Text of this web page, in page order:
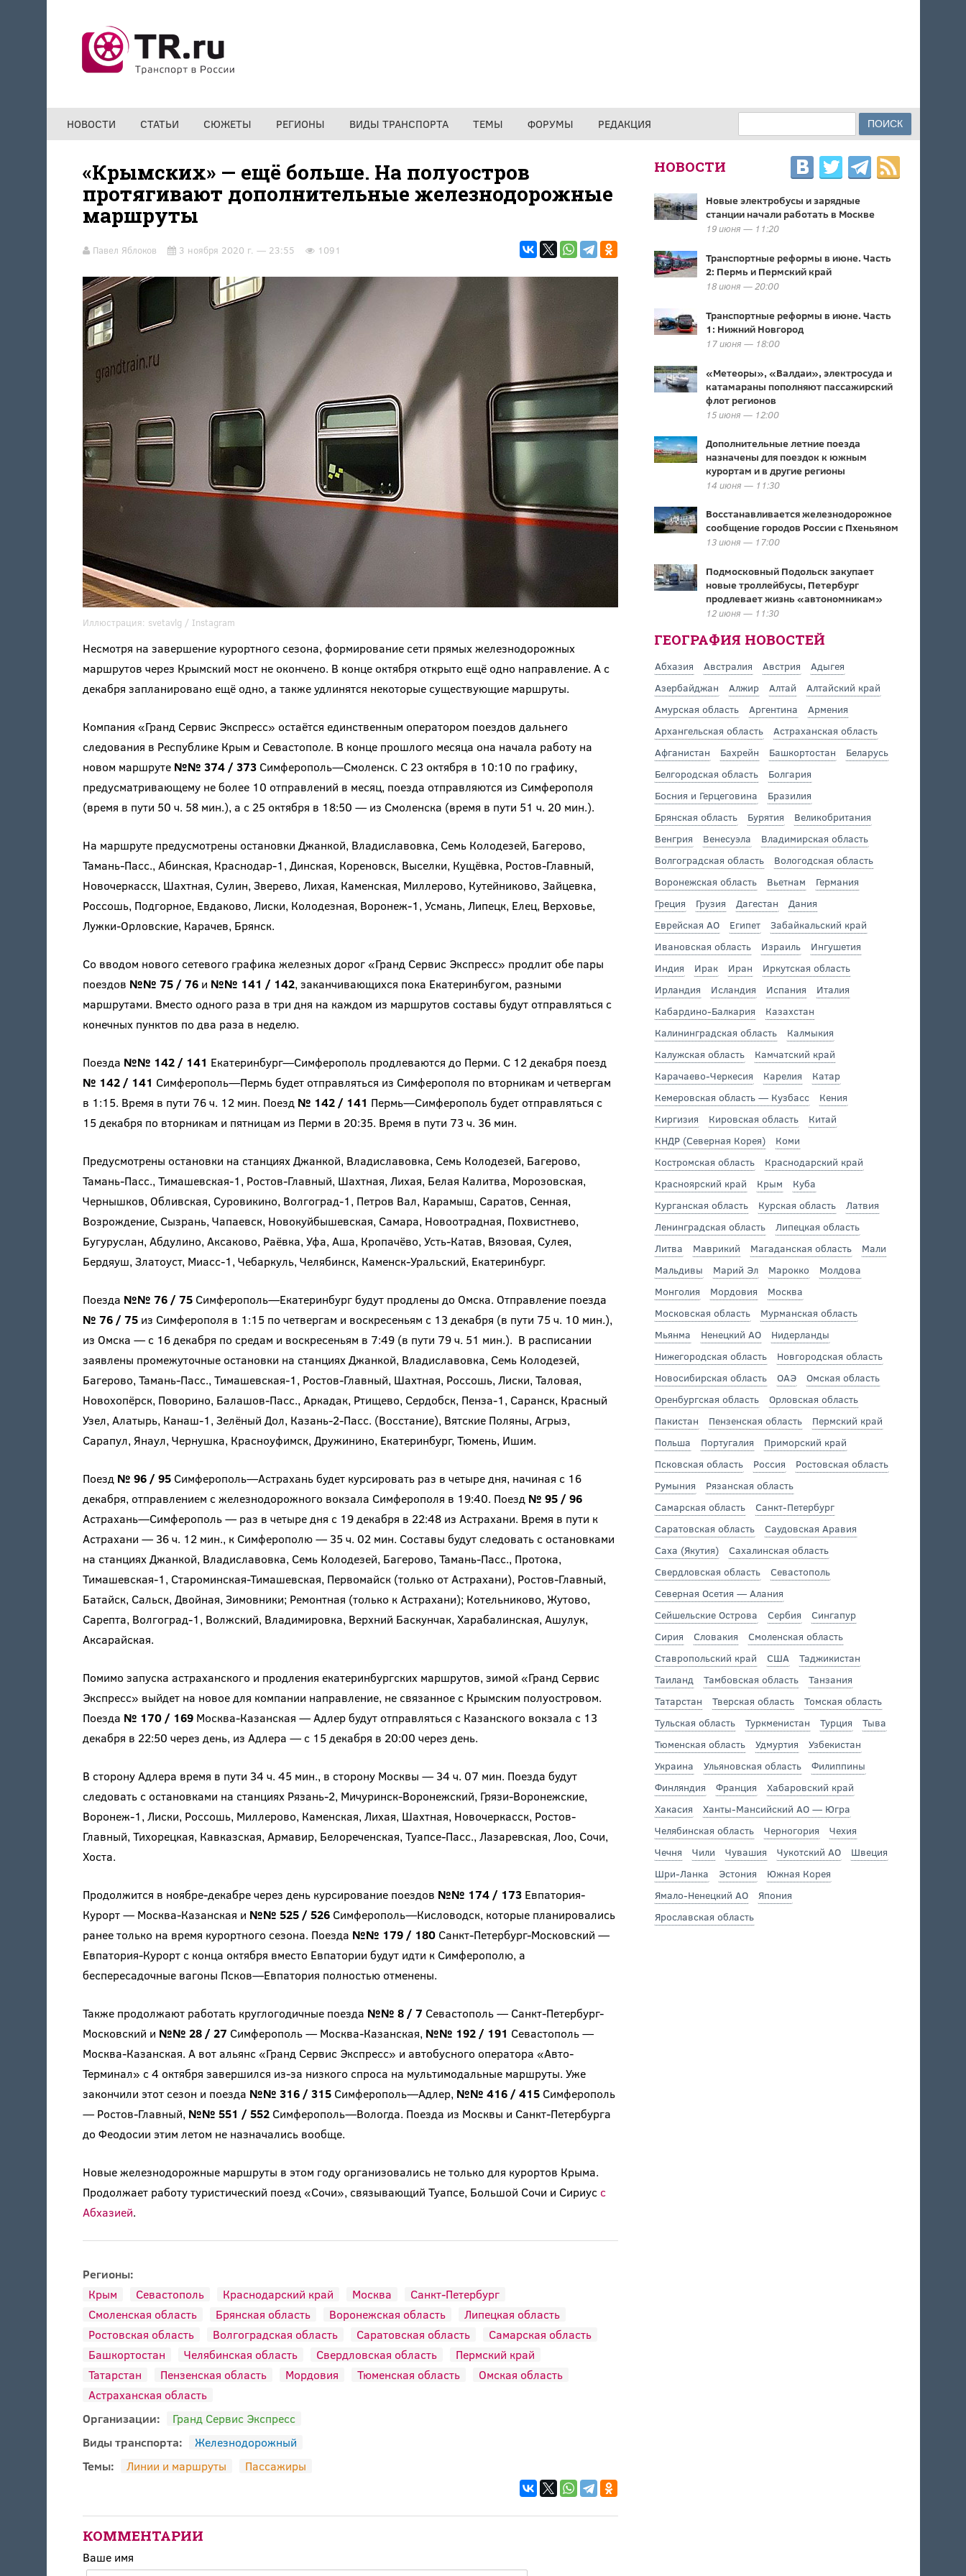
НОВОСТИ СТАТЬИ СЮЖЕТЫ РЕГИОНЫ ВИДЫ ТРАНСПОРТА ТЕМЫ ФОРУМЫ РЕДАКЦИЯ ФОРМА ПОИСКА
«Крымских» — ещё больше. На полуостров
протягивают дополнительные железнодорожные
маршруты
Павел Яблоков 3 ноября 2020 г. — 23:55 1091
Иллюстрация: svetavlg / Instagram
Несмотря на завершение курортного сезона, формирование сети прямых железнодорожных
маршрутов через Крымский мост не окончено. В конце октября открыто ещё одно направление. А с
декабря запланировано ещё одно, а также удлинятся некоторые существующие маршруты.
Компания «Гранд Сервис Экспресс» остаётся единственным оператором поездов дальнего
следования в Республике Крым и Севастополе. В конце прошлого месяца она начала работу на
новом маршруте №№ 374 / 373Симферополь—Смоленск. С 23 октября в 10:10 по графику,
предусматривающему не более 10 отправлений в месяц, поезда отправляются из Симферополя
(время в пути 50 ч. 58 мин.), а с 25 октября в 18:50 — из Смоленска (время в пути 51 ч. 20 мин.).
На маршруте предусмотрены остановки Джанкой, Владиславовка, Семь Колодезей, Багерово,
Тамань-Пасс., Абинская, Краснодар-1, Динская, Кореновск, Выселки, Кущёвка, Ростов-Главный,
Новочеркасск, Шахтная, Сулин, Зверево, Лихая, Каменская, Миллерово, Кутейниково, Зайцевка,
Россошь, Подгорное, Евдаково, Лиски, Колодезная, Воронеж-1, Усмань, Липецк, Елец, Верховье,
Лужки-Орловские, Карачев, Брянск.
Со вводом нового сетевого графика железных дорог «Гранд Сервис Экспресс» продлит обе пары
поездов №№ 75 / 76и №№ 141 / 142, заканчивающихся пока Екатеринбугом, разными
маршрутами. Вместо одного раза в три дня на каждом из маршрутов составы будут отправляться с
конечных пунктов по два раза в неделю.
Поезда №№ 142 / 141 Екатеринбург—Симферополь продлеваются до Перми. С 12 декабря поезд
№ 142 / 141 Симферополь—Пермь будет отправляться из Симферополя по вторникам и четвергам
в 1:15. Время в пути 76 ч. 12 мин. Поезд № 142 / 141 Пермь—Симферополь будет отправляться с
15 декабря по вторникам и пятницам из Перми в 20:35. Время в пути 73 ч. 36 мин.
Предусмотрены остановки на станциях Джанкой, Владиславовка, Семь Колодезей, Багерово,
Тамань-Пасс., Тимашевская-1, Ростов-Главный, Шахтная, Лихая, Белая Калитва, Морозовская,
Чернышков, Обливская, Суровикино, Волгоград-1, Петров Вал, Карамыш, Саратов, Сенная,
Возрождение, Сызрань, Чапаевск, Новокуйбышевская, Самара, Новоотрадная, Похвистнево,
Бугуруслан, Абдулино, Аксаково, Раёвка, Уфа, Аша, Кропачёво, Усть-Катав, Вязовая, Сулея,
Бердяуш, Златоуст, Миасс-1, Чебаркуль, Челябинск, Каменск-Уральский, Екатеринбург.
Поезда №№ 76 / 75Симферополь—Екатеринбург будут продлены до Омска. Отправление поезда
№ 76 / 75из Симферополя в 1:15 по четвергам и воскресеньям с 13 декабря (в пути 75 ч. 10 мин.),
из Омска — с 16 декабря по средам и воскресеньям в 7:49 (в пути 79 ч. 51 мин.). В расписании
заявлены промежуточные остановки на станциях Джанкой, Владиславовка, Семь Колодезей,
Багерово, Тамань-Пасс., Тимашевская-1, Ростов-Главный, Шахтная, Россошь, Лиски, Таловая,
Новохопёрск, Поворино, Балашов-Пасс., Аркадак, Ртищево, Сердобск, Пенза-1, Саранск, Красный
Узел, Алатырь, Канаш-1, Зелёный Дол, Казань-2-Пасс. (Восстание), Вятские Поляны, Агрыз,
Сарапул, Янаул, Чернушка, Красноуфимск, Дружинино, Екатеринбург, Тюмень, Ишим.
Поезд № 96 / 95Симферополь—Астрахань будет курсировать раз в четыре дня, начиная с 16
декабря, отправлением с железнодорожного вокзала Симферополя в 19:40. Поезд № 95 / 96
Астрахань—Симферополь — раз в четыре дня с 19 декабря в 22:48 из Астрахани. Время в пути к
Астрахани — 36 ч. 12 мин., к Симферополю — 35 ч. 02 мин. Составы будут следовать с остановками
на станциях Джанкой, Владиславовка, Семь Колодезей, Багерово, Тамань-Пасс., Протока,
Тимашевская-1, Староминская-Тимашевская, Первомайск (только от Астрахани), Ростов-Главный,
Батайск, Сальск, Двойная, Зимовники; Ремонтная (только к Астрахани); Котельниково, Жутово,
Сарепта, Волгоград-1, Волжский, Владимировка, Верхний Баскунчак, Харабалинская, Ашулук,
Аксарайская.
Помимо запуска астраханского и продления екатеринбургских маршрутов, зимой «Гранд Сервис
Экспресс» выйдет на новое для компании направление, не связанное с Крымским полуостровом.
Поезда № 170 / 169 Москва-Казанская — Адлер будут отправляться с Казанского вокзала с 13
декабря в 22:50 через день, из Адлера — с 15 декабря в 20:00 через день.
В сторону Адлера время в пути 34 ч. 45 мин., в сторону Москвы — 34 ч. 07 мин. Поезда будут
следовать с остановками на станциях Рязань-2, Мичуринск-Воронежский, Грязи-Воронежские,
Воронеж-1, Лиски, Россошь, Миллерово, Каменская, Лихая, Шахтная, Новочеркасск, Ростов-
Главный, Тихорецкая, Кавказская, Армавир, Белореченская, Туапсе-Пасс., Лазаревская, Лоо, Сочи,
Хоста.
Продолжится в ноябре-декабре через день курсирование поездов №№ 174 / 173Евпатория-
Курорт — Москва-Казанская и №№ 525 / 526 Симферополь—Кисловодск, которые планировались
ранее только на время курортного сезона. Поезда №№ 179 / 180 Санкт-Петербург-Московский —
Евпатория-Курорт с конца октября вместо Евпатории будут идти к Симферополю, а
беспересадочные вагоны Псков—Евпатория полностью отменены.
Также продолжают работать круглогодичные поезда №№ 8 / 7 Севастополь — Санкт-Петербург-
Московский и №№ 28 / 27 Симферополь — Москва-Казанская, №№ 192 / 191 Севастополь —
Москва-Казанская. А вот альянс «Гранд Сервис Экспресс» и автобусного оператора «Авто-
Терминал» с 4 октября завершился из-за низкого спроса на мультимодальные маршруты. Уже
закончили этот сезон и поезда №№ 316 / 315 Симферополь—Адлер, №№ 416 / 415Симферополь
— Ростов-Главный, №№ 551 / 552Симферополь—Вологда. Поезда из Москвы и Санкт-Петербурга
до Феодосии этим летом не назначались вообще.
Новые железнодорожные маршруты в этом году организовались не только для курортов Крыма.
Продолжает работу туристический поезд «Сочи», связывающий Туапсе, Большой Сочи и Сириус с
Абхазией.
Регионы:
Крым
Севастополь Краснодарский край Москва
Санкт-Петербург
Смоленская область
Брянская область Воронежская область
Липецкая область
Ростовская область
Волгоградская область Саратовская область
Самарская область
Башкортостан
Челябинская область Свердловская область
Пермский край
Татарстан
Пензенская область Мордовия Тюменская область
Омская область
Астраханская область
Организации:
Гранд Сервис Экспресс
Виды транспорта:
Железнодорожный
Темы:
Линии и маршруты Пассажиры
КОММЕНТАРИИ
Ваше имя
НОВОСТИ
Новые электробусы и зарядные
станции начали работать в Москве
19 июня — 11:20
Транспортные реформы в июне. Часть
2: Пермь и Пермский край
18 июня — 20:00
Транспортные реформы в июне. Часть
1: Нижний Новгород
17 июня — 18:00
«Метеоры», «Валдаи», электросуда и
катамараны пополняют пассажирский
флот регионов
15 июня — 12:00
Дополнительные летние поезда
назначены для поездок к южным
курортам и в другие регионы
14 июня — 11:30
Восстанавливается железнодорожное
сообщение городов России с Пхеньяном
13 июня — 17:00
Подмосковный Подольск закупает
новые троллейбусы, Петербург
продлевает жизнь «автономникам»
12 июня — 11:30
ГЕОГРАФИЯ НОВОСТЕЙ
Абхазия Австралия Австрия
Адыгея
Азербайджан
Алжир Алтай
Алтайский край
Амурская область
Аргентина
Армения
Архангельская область
Астраханская область
Афганистан
Бахрейн Башкортостан
Беларусь
Белгородская область
Болгария
Босния и Герцеговина
Бразилия
Брянская область
Бурятия
Великобритания
Венгрия
Венесуэла
Владимирская область
Волгоградская область
Вологодская область
Воронежская область
Вьетнам
Германия
Греция
Грузия Дагестан
Дания
Еврейская АО
Египет
Забайкальский край
Ивановская область
Израиль
Ингушетия
Индия
Ирак Иран
Иркутская область
Ирландия
Исландия Испания
Италия
Кабардино-Балкария
Казахстан
Калининградская область
Калмыкия
Калужская область
Камчатский край
Карачаево-Черкесия
Карелия
Катар
Кемеровская область — Кузбасс
Кения
Киргизия
Кировская область
Китай
КНДР (Северная Корея)
Коми
Костромская область
Краснодарский край
Красноярский край
Крым
Куба
Курганская область
Курская область
Латвия
Ленинградская область
Липецкая область
Литва
Маврикий Магаданская область
Мали
Мальдивы
Марий Эл Марокко
Молдова
Монголия
Мордовия
Москва
Московская область
Мурманская область
Мьянма
Ненецкий АО
Нидерланды
Нижегородская область
Новгородская область
Новосибирская область
ОАЭ
Омская область
Оренбургская область
Орловская область
Пакистан
Пензенская область
Пермский край
Польша
Португалия
Приморский край
Псковская область
Россия
Ростовская область
Румыния
Рязанская область
Самарская область
Санкт-Петербург
Саратовская область
Саудовская Аравия
Саха (Якутия)
Сахалинская область
Свердловская область
Севастополь
Северная Осетия — Алания
Сейшельские Острова
Сербия
Сингапур
Сирия
Словакия
Смоленская область
Ставропольский край
США
Таджикистан
Таиланд
Тамбовская область
Танзания
Татарстан
Тверская область
Томская область
Тульская область
Туркменистан Турция
Тыва
Тюменская область
Удмуртия
Узбекистан
Украина
Ульяновская область
Филиппины
Финляндия
Франция
Хабаровский край
Хакасия
Ханты-Мансийский АО — Югра
Челябинская область
Черногория
Чехия
Чечня
Чили Чувашия Чукотский АО
Швеция
Шри-Ланка
Эстония
Южная Корея
Ямало-Ненецкий АО
Япония
Ярославская область